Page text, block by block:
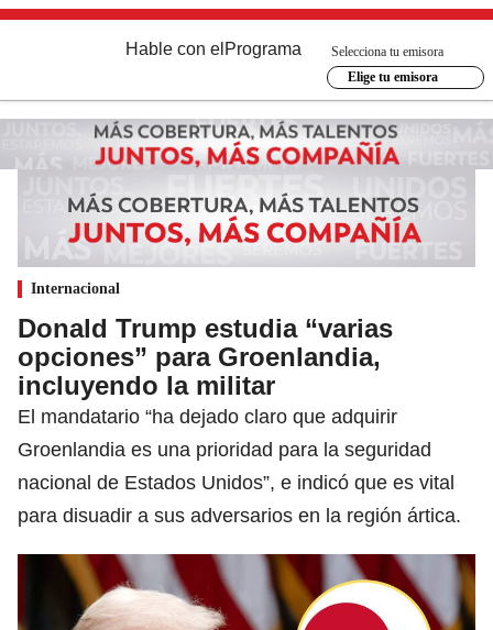
Hable con el Programa
Selecciona tu emisora
Elige tu emisora
Internacional
Donald Trump estudia “varias
opciones” para Groenlandia,
incluyendo la militar
El mandatario “ha dejado claro que adquirir
Groenlandia es una prioridad para la seguridad
nacional de Estados Unidos”, e indicó que es vital
para disuadir a sus adversarios en la región ártica.